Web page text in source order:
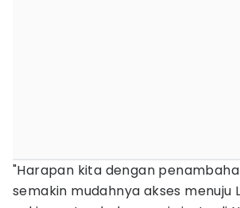
​​"Harapan kita dengan
semakin mudahnya akses menuju